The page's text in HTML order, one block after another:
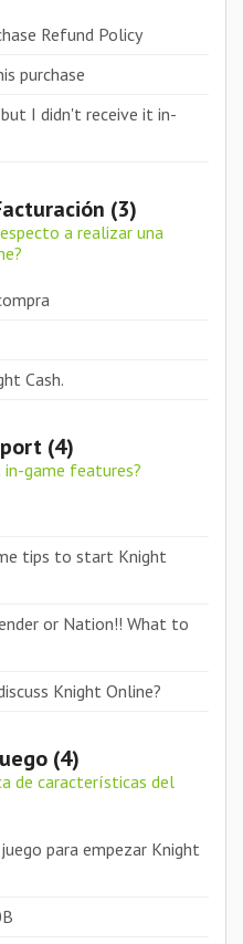
Refund Policy
purchase
I didn't receive it in-
(3)
a realizar una
Cash.
(4)
game features?
tips to start Knight
or Nation!! What to
Knight Online?
(4)
de características del
para empezar Knight